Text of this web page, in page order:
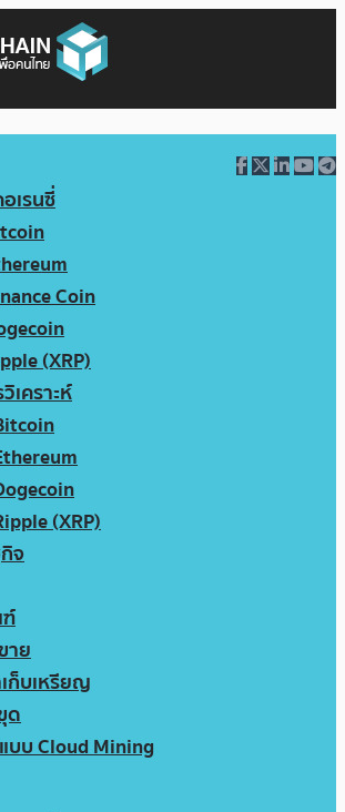
เรนซี่
Coin
(XRP)
เคราะห์
(XRP)
จ
าย
เก็บเหรียญ
ด
บบ Cloud Mining